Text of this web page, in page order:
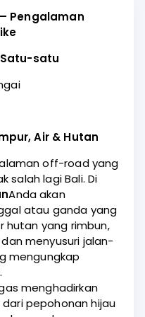
for being super
Pengalaman
satu
Air & Hutan
off-road yang
salah lagi Bali. Di
Anda akan
atau ganda yang
hutan yang rimbun,
menyusuri jalan-
mengungkap
menghadirkan
pepohonan hijau